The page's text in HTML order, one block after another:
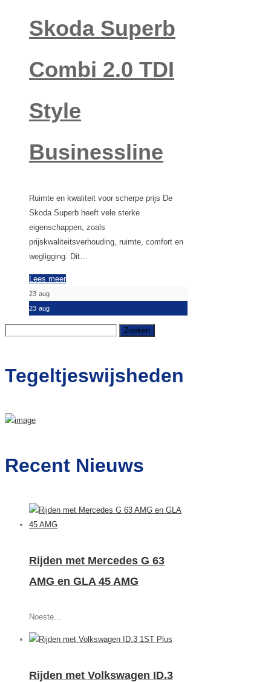
Skoda Superb
Combi 2.0 TDI
Style
Businessline
Ruimte en kwaliteit voor scherpe prijs De
Skoda Superb heeft vele sterke
eigenschappen, zoals
prijskwaliteitsverhouding, ruimte, comfort en
wegligging. Dit…
Lees meer
23 aug
23 aug
Tegeltjeswijsheden
Recent Nieuws
Rijden met Mercedes G 63
AMG en GLA 45 AMG
Noeste...
Rijden met Volkswagen ID.3